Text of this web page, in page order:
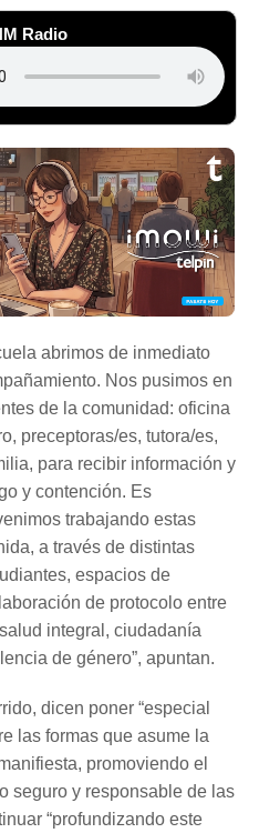
Radio
abrimos de inmediato
Nos pusimos en
de la comunidad: oficina
preceptoras/es, tutora/es,
para recibir información y
y contención. Es
trabajando estas
a través de distintas
espacios de
de protocolo entre
integral, ciudadanía
de género”, apuntan.
dicen poner “especial
las formas que asume la
promoviendo el
seguro y responsable de las
“profundizando este